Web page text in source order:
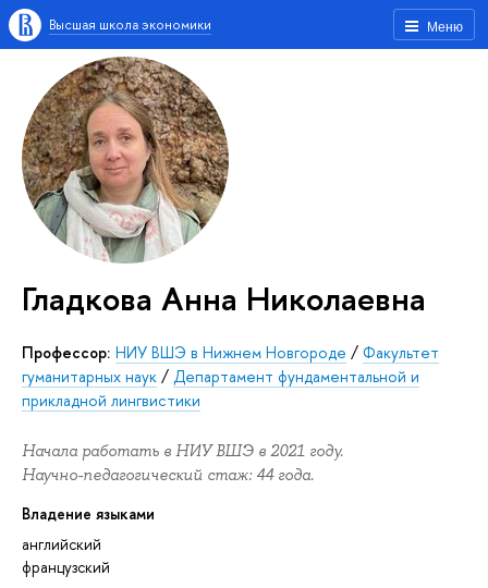
Меню
Высшая школа экономики
Гладкова Анна Николаевна
Профессор: НИУ ВШЭ в Нижнем Новгороде / Факультет
гуманитарных наук / Департамент фундаментальной и
прикладной лингвистики
Начала работать в НИУ ВШЭ в 2021 году.
Научно-педагогический стаж: 44 года.
Владение языками
английский
французский